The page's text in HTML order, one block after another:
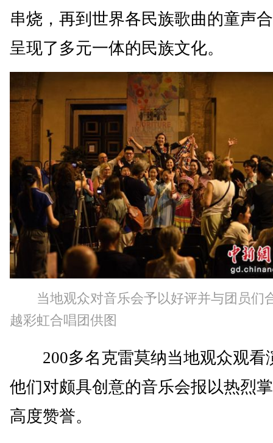
串烧，再到世界各民族歌曲的童声
呈现了多元一体的民族文化。
当地观众对音乐会予以好评并与团员们
越彩虹合唱团供图
200多名克雷莫纳当地观众观看
他们对颇具创意的音乐会报以热烈
高度赞誉。